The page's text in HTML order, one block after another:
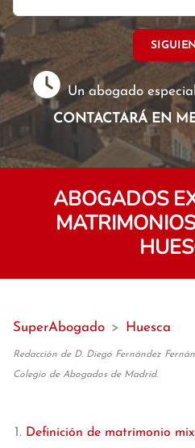
Un abogado
CONTACTARÁ EN
ABOGADOS
SuperAbogado > Huesca
Redacción de D. Diego Fernández
Colegio de Abogados de Madrid.
Definición de matrimonio